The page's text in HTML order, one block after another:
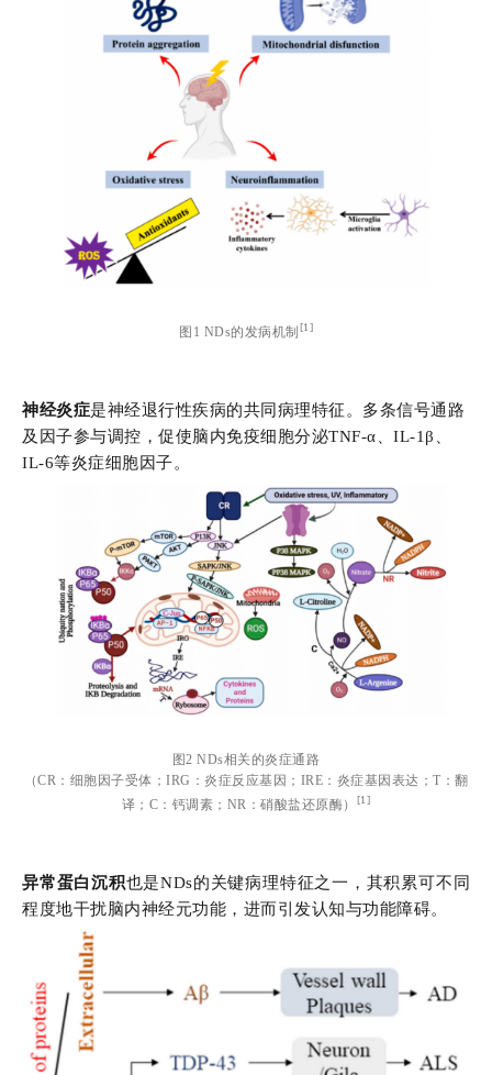
图1 NDs的发病机制 [1]
神经炎症是神经退行性疾病的共同病理特征。多条信号通路
及因子参与调控，促使脑内免疫细胞分泌TNF-α、IL-1β、
IL-6等炎症细胞因子。
图2 NDs相关的炎症通路
（CR：细胞因子受体；IRG：炎症反应基因；IRE：炎症基因表达；T：翻
译；C：钙调素；NR：硝酸盐还原酶）
[1]
异常蛋白沉积也是NDs的关键病理特征之一，其积累可不同
程度地干扰脑内神经元功能，进而引发认知与功能障碍。